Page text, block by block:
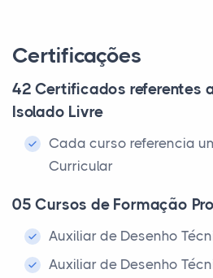
Certificações
42 Certificados referentes
Isolado Livre
Cada curso referencia
Curricular
05 Cursos de Formação
Auxiliar de Desenho
Auxiliar de Desenho